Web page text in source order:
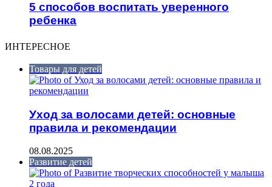
5 способов воспитать уверенного
ребенка
ИНТЕРЕСНОЕ
Товары для детей
Уход за волосами детей: основные
правила и рекомендации
08.08.2025
Развитие детей